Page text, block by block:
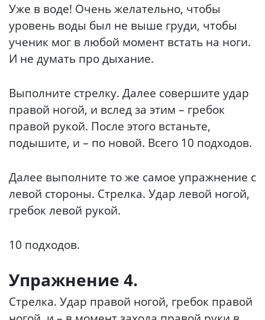
Уже в воде! Очень желательно, чтобы
уровень воды был не выше груди, чтобы
ученик мог в любой момент встать на ноги.
И не думать про дыхание.
Выполните стрелку. Далее совершите удар
правой ногой, и вслед за этим – гребок
правой рукой. После этого встаньте,
подышите, и – по новой. Всего 10 подходов.
Далее выполните то же самое упражнение с
левой стороны. Стрелка. Удар левой ногой,
гребок левой рукой.
10 подходов.
Упражнение 4.
Стрелка. Удар правой ногой, гребок правой